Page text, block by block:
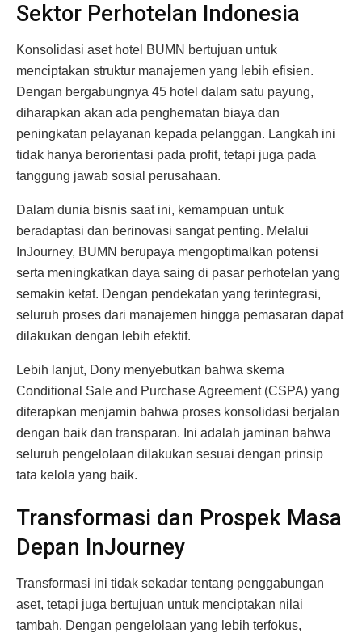
Sektor Perhotelan Indonesia
Konsolidasi aset hotel BUMN bertujuan untuk
menciptakan struktur manajemen yang lebih efisien.
Dengan bergabungnya 45 hotel dalam satu payung,
diharapkan akan ada penghematan biaya dan
peningkatan pelayanan kepada pelanggan. Langkah ini
tidak hanya berorientasi pada profit, tetapi juga pada
tanggung jawab sosial perusahaan.
Dalam dunia bisnis saat ini, kemampuan untuk
beradaptasi dan berinovasi sangat penting. Melalui
InJourney, BUMN berupaya mengoptimalkan potensi
serta meningkatkan daya saing di pasar perhotelan yang
semakin ketat. Dengan pendekatan yang terintegrasi,
seluruh proses dari manajemen hingga pemasaran dapat
dilakukan dengan lebih efektif.
Lebih lanjut, Dony menyebutkan bahwa skema
Conditional Sale and Purchase Agreement (CSPA) yang
diterapkan menjamin bahwa proses konsolidasi berjalan
dengan baik dan transparan. Ini adalah jaminan bahwa
seluruh pengelolaan dilakukan sesuai dengan prinsip
tata kelola yang baik.
Transformasi dan Prospek Masa
Depan InJourney
Transformasi ini tidak sekadar tentang penggabungan
aset, tetapi juga bertujuan untuk menciptakan nilai
tambah. Dengan pengelolaan yang lebih terfokus,